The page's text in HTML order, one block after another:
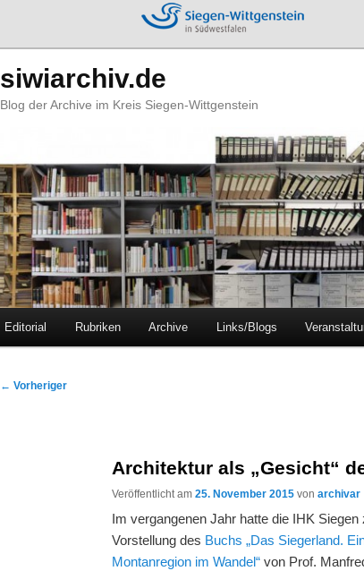
siwiarchiv.de
Blog der Archive im Kreis Siegen-Wittgenstein
Zum
Zum
Editorial Rubriken Archive Links/Blogs
Beitragsnavigation
← Vorheriger
Architektur als „Gesicht“
Veröffentlicht am25. November 2015 vonarchivar
Im vergangenen Jahr hatte die IHK Siegen
Vorstellung des Buchs „Das Siegerland.
Montanregion im Wandel“ von Prof.